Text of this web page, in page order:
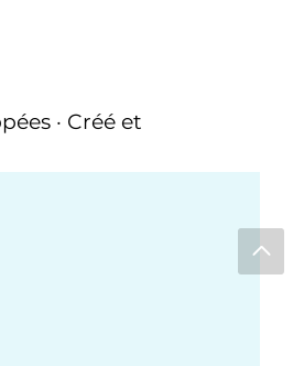
· Créé et